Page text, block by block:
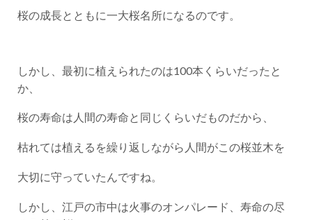
桜の成長とともに一大桜名所になるのです。
しかし、最初に植えられたのは100本くらいだったと
か、
桜の寿命は人間の寿命と同じくらいだものだから、
枯れては植えるを繰り返しながら人間がこの桜並木を
大切に守っていたんですね。
しかし、江戸の市中は火事のオンパレード、寿命の尽